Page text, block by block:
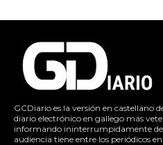
GCDiario es la versión en castellano
diario electrónico en gallego más
informando ininterrumpidamente
audiencia tiene entre los periódicos